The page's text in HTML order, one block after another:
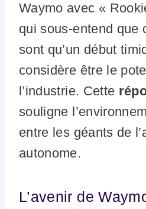
Waymo avec «
qui sous-entend que
sont qu’un début
considère être le
l’industrie. Cette
souligne
entre les géants de
autonome.
L’avenir de